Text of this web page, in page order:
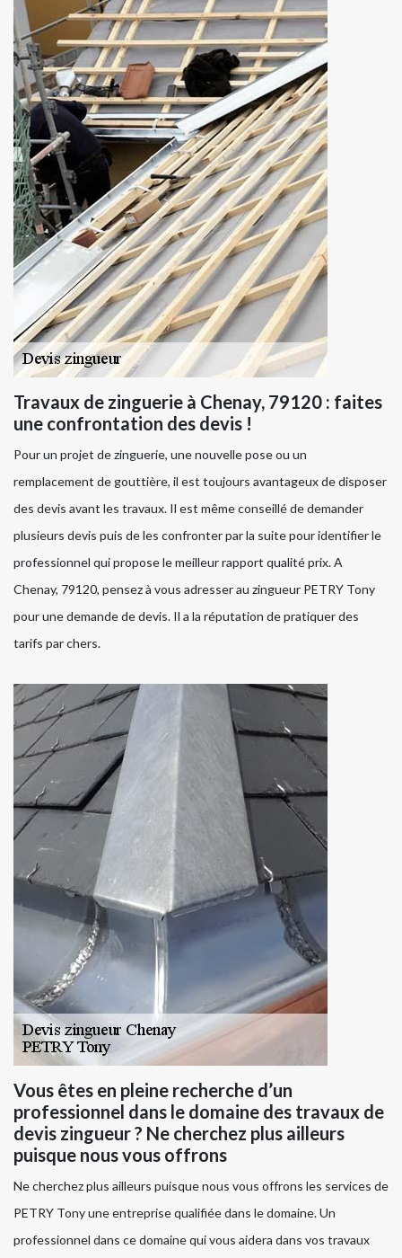
Travaux de zinguerie à Chenay, 79120 : faites
une confrontation des devis !
Pour un projet de zinguerie, une nouvelle pose ou un
remplacement de gouttière, il est toujours avantageux de disposer
des devis avant les travaux. Il est même conseillé de demander
plusieurs devis puis de les confronter par la suite pour identifier le
professionnel qui propose le meilleur rapport qualité prix. A
Chenay, 79120, pensez à vous adresser au zingueur PETRY Tony
pour une demande de devis. Il a la réputation de pratiquer des
tarifs par chers.
Vous êtes en pleine recherche d’un
professionnel dans le domaine des travaux de
devis zingueur ? Ne cherchez plus ailleurs
puisque nous vous offrons
Ne cherchez plus ailleurs puisque nous vous offrons les services de
PETRY Tony une entreprise qualifiée dans le domaine. Un
professionnel dans ce domaine qui vous aidera dans vos travaux